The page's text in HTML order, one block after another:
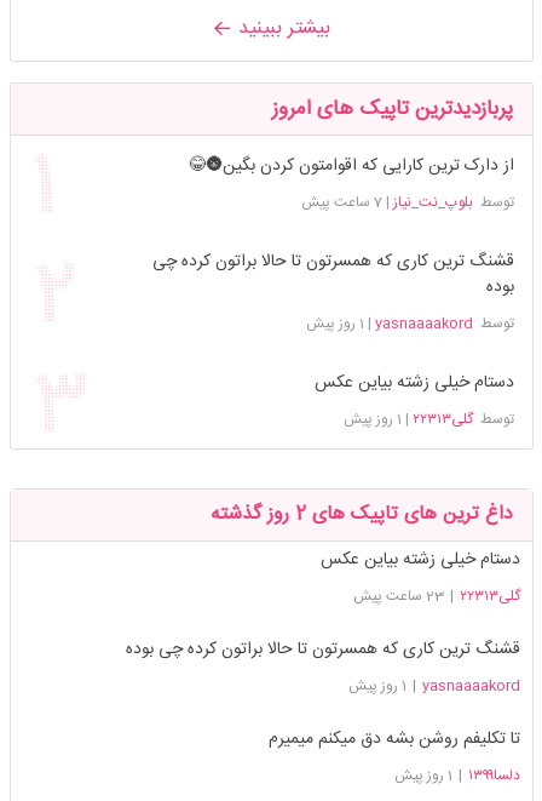
بیشتر ببینید
پربازدیدترین تاپیک های امروز
از دارک ترین کارایی که اقوامتون کردن بگین🌚😂
توسطبلوپ_نت_نیاز |7 ساعت پیش
قشنگ ترین کاری که همسرتون تا حالا براتون کرده چی
بوده
توسط yasnaaaakord
| 1 روز پیش
دستام خیلی زشته بیاین عکس
توسطگلی۲۲۳۱۳ | 1 روز پیش
داغ ترین های تاپیک های 2 روز گذشته
دستام خیلی زشته بیاین عکس
گلی۲۲۳۱۳ | 23 ساعت پیش
قشنگ ترین کاری که همسرتون تا حالا براتون کرده چی بوده
yasnaaaakord
| 1 روز پیش
تا تکلیفم روشن بشه دق میکنم میمیرم
دلسا۱۳۹۹ | 1 روز پیش